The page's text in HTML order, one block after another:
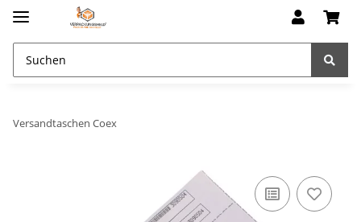
Versandtaschen Coex